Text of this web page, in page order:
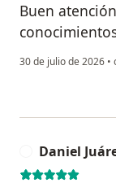
Buen
30 de julio de 2026 •
Daniel